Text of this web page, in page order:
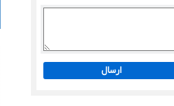
ارسال